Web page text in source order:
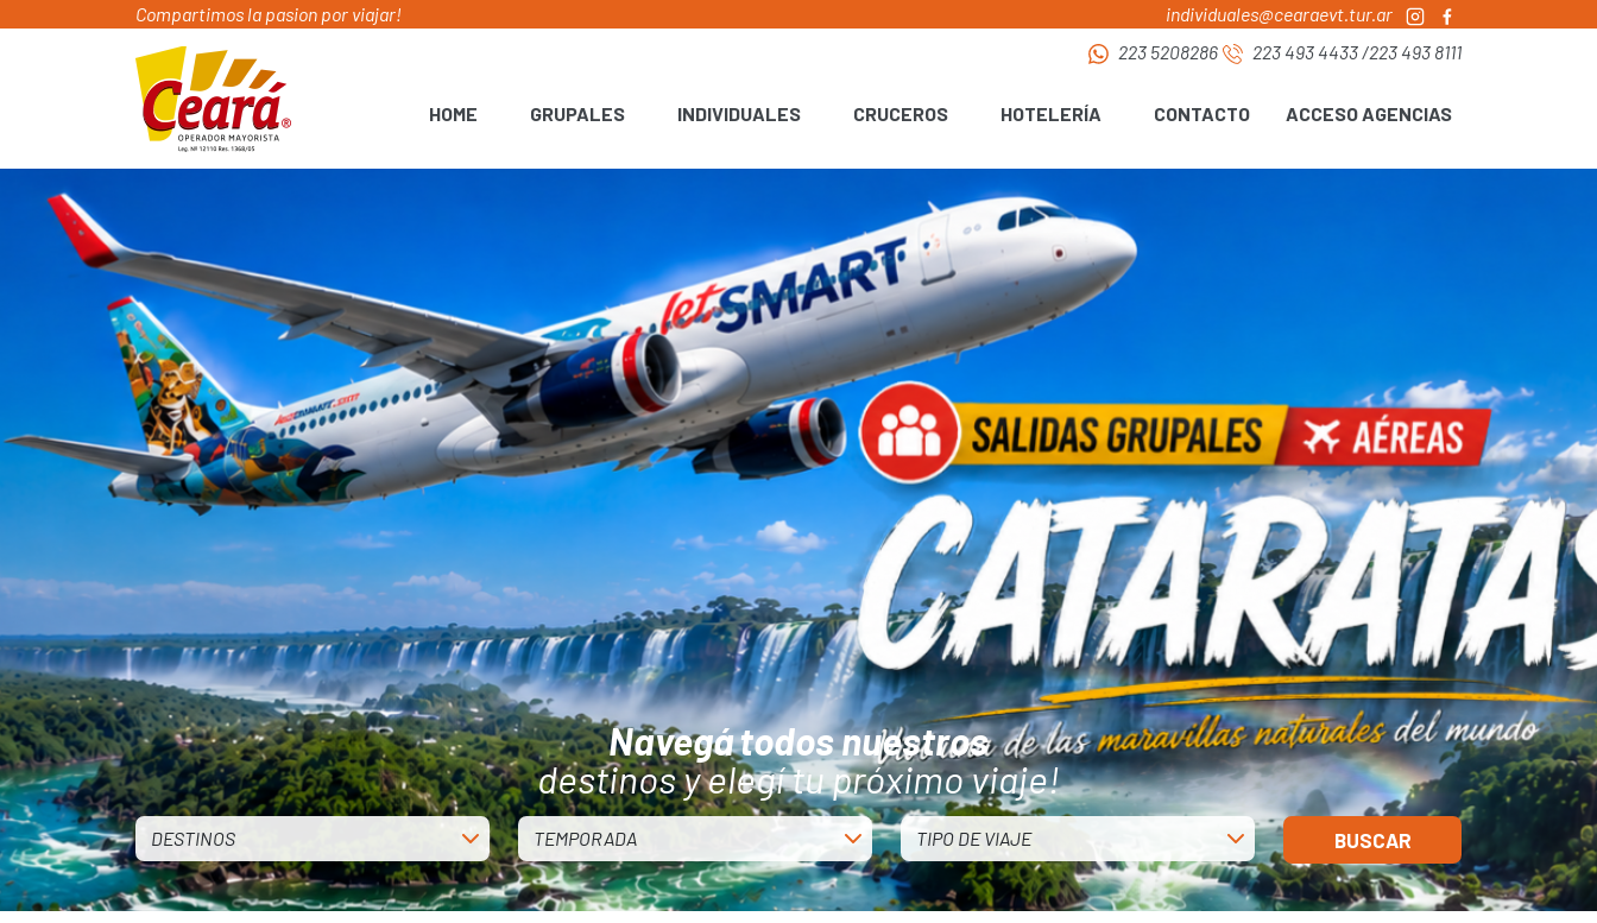
Compartimos la pasion por viajar!
individuales@cearaevt.tur.ar
223 5208286
223 493 4433/223 493 8111
HOME GRUPALES INDIVIDUALES CRUCEROS HOTELERÍA CONTACTO ACCESO AGENCIAS
Navegá todos nuestros
destinos y elegí tu próximo viaje!
DESTINOS TEMPORADA TIPO DE VIAJE BUSCAR